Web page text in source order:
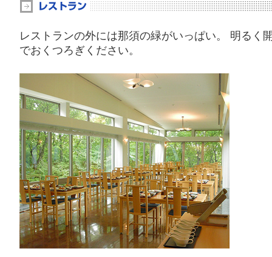
レストランの外には那須の緑がいっぱい。 明るく
でおくつろぎください。